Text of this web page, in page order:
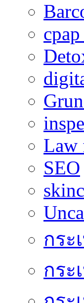
Law
SEO
กระ
กระ